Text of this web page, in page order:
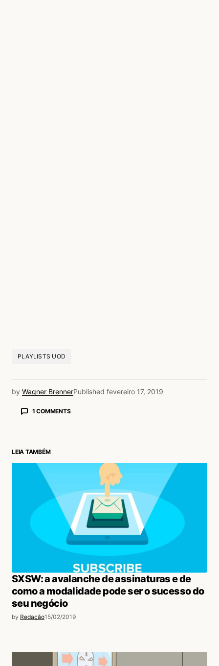
PLAYLISTS UOD
by Wagner BrennerPublished fevereiro 17, 2019
1 COMMENTS
LEIA TAMBÉM
SXSW: a avalanche de assinaturas e de
como a modalidade pode ser o sucesso do
seu negócio
by Redação15/02/2019